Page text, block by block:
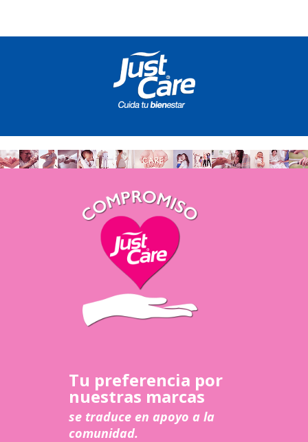
Tu preferencia por
nuestras marcas
se traduce en apoyo a la
comunidad.